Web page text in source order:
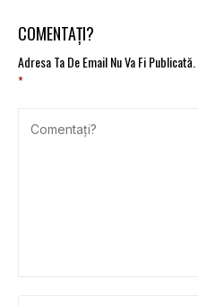
COMENTAȚI?
Adresa Ta De Email Nu Va Fi Publicată.
*